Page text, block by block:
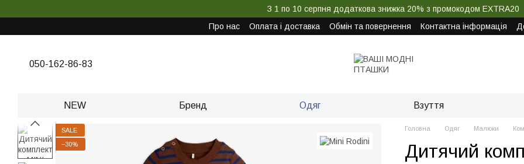
З 1 по 10 серпня додаткова знижка 20% з промокодом EXTRA20
Про нас
Оплата і доставка Обмін та повернення Контактна інформація
050-162-86-83
NEW Бренд Одяг Взуття
SALE
−30%
Головна Одяг Малюки
Дитячий